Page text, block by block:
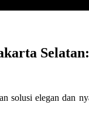
solusi elegan dan